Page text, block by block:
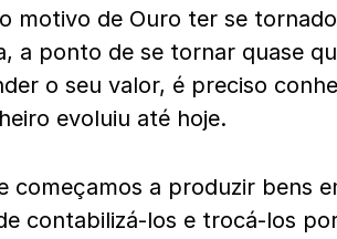
motivo de Ouro ter se
a ponto de se tornar quase
o seu valor, é preciso
evoluiu até hoje.
começamos a produzir bens
contabilizá-los e trocá-los